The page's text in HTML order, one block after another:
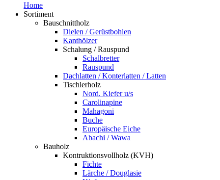
Home
Sortiment
Bauschnittholz
Dielen / Gerüstbohlen
Kanthölzer
Schalung / Rauspund
Schalbretter
Rauspund
Dachlatten / Konterlatten / Latten
Tischlerholz
Nord. Kiefer u/s
Carolinapine
Mahagoni
Buche
Europäische Eiche
Abachi / Wawa
Bauholz
Kontruktionsvollholz (KVH)
Fichte
Lärche / Douglasie